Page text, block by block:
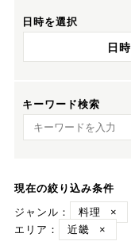
日時を選択
日
キーワード検索
キーワード検索
現在の絞り込み条件
ジャンル：
料理
×
エリア：
近畿 ×